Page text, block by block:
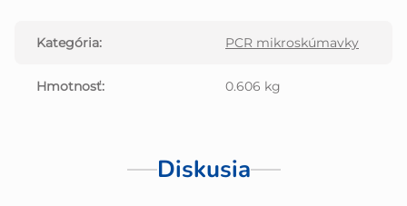
Kategória: PCR mikroskúmavky
Hmotnosť: 0.606 kg
Diskusia